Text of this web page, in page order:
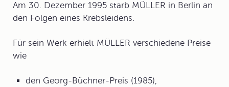
Am 30. Dezember 1995 starb MÜLLER in Berlin an
den Folgen eines Krebsleidens.
Für sein Werk erhielt MÜLLER verschiedene Preise
wie
den Georg-Büchner-Preis (1985),